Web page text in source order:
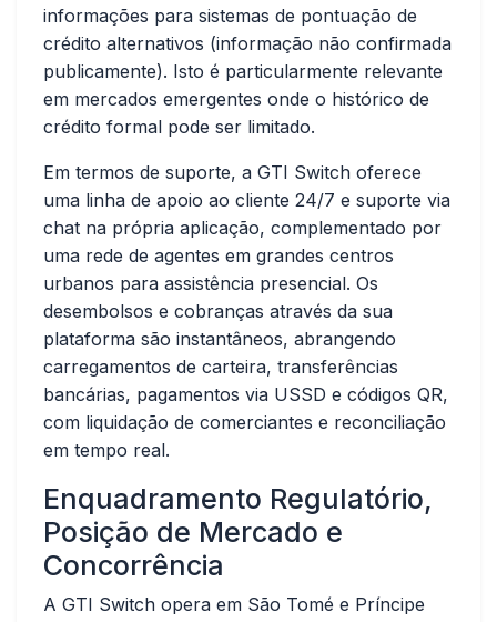
informações para sistemas de pontuação de
crédito alternativos (informação não confirmada
publicamente). Isto é particularmente relevante
em mercados emergentes onde o histórico de
crédito formal pode ser limitado.
Em termos de suporte, a GTI Switch oferece
uma linha de apoio ao cliente 24/7 e suporte via
chat na própria aplicação, complementado por
uma rede de agentes em grandes centros
urbanos para assistência presencial. Os
desembolsos e cobranças através da sua
plataforma são instantâneos, abrangendo
carregamentos de carteira, transferências
bancárias, pagamentos via USSD e códigos QR,
com liquidação de comerciantes e reconciliação
em tempo real.
Enquadramento Regulatório,
Posição de Mercado e
Concorrência
A GTI Switch opera em São Tomé e Príncipe